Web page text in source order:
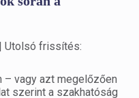
Utolsó frissítés:
– vagy azt megelőzően
szerint a szakhatóság